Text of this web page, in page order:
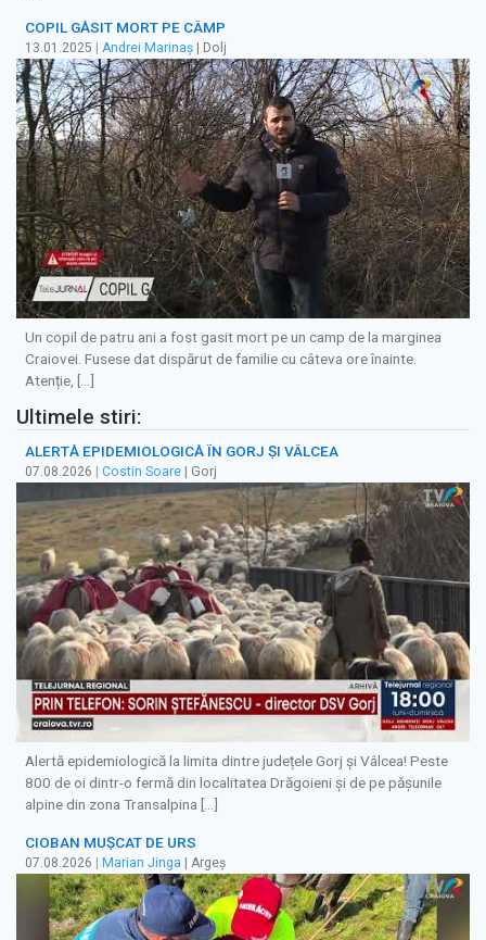
COPIL GĂSIT MORT PE CÂMP
13.01.2025 Andrei Marinaș | Dolj
Un copil de patru ani a fost gasit mort pe un camp de la marginea
Craiovei. Fusese dat dispărut de familie cu câteva ore înainte.
Atenție, […]
Ultimele stiri:
ALERTĂ EPIDEMIOLOGICĂ ÎN GORJ ȘI VÂLCEA
07.08.2026 Costin Soare | Gorj
Alertă epidemiologică la limita dintre județele Gorj și Vâlcea! Peste
800 de oi dintr-o fermă din localitatea Drăgoieni și de pe pășunile
alpine din zona Transalpina […]
CIOBAN MUȘCAT DE URS
07.08.2026 | Marian Jinga | Argeș